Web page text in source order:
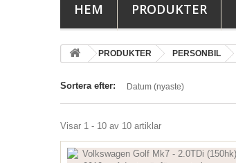
HEM PRODUKTER
PRODUKTER PERSONBIL
Sortera efter: Datum (nyaste)
Visar 1 - 10 av 10 artiklar